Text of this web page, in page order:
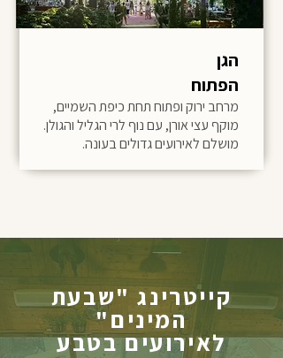
הגן
הפתוח
מרחב ירוק ופתוח תחת כיפת השמיים,
מוקף עצי אורן, עם נוף לרי הגליל והגולן.
מושלם לאירועים גדולים בעונה.
קייטרינג "שבעת
המינים"
לאירועים בטבע